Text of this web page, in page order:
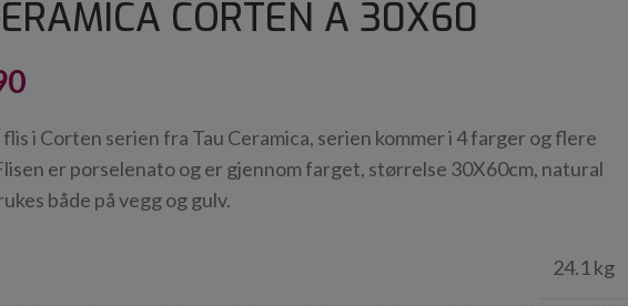
CORTEN A 30X60
i Corten serien fra Tau Ceramica, serien kommer i 4 farger og flere
er porselenato og er gjennom farget, størrelse 30X60cm, natural
både på vegg og gulv.
24.1 kg